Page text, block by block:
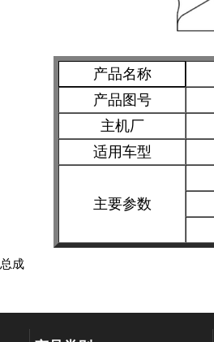
产品名称
产品图号
主机厂
适用车型
主要参数
成